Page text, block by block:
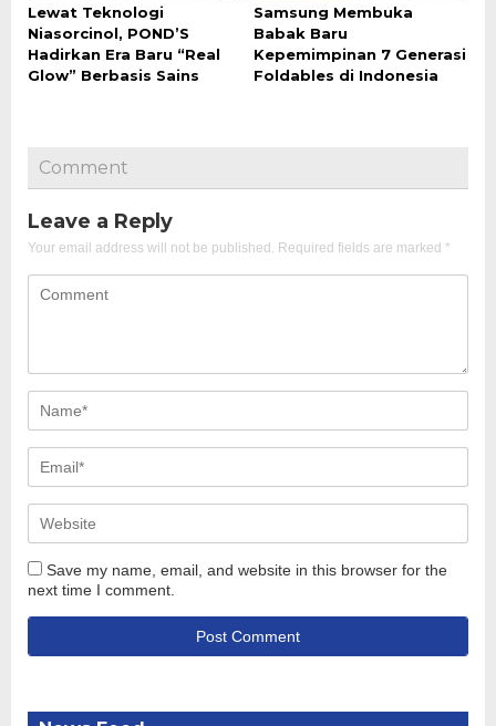
Lewat Teknologi
Niasorcinol, POND’S
Hadirkan Era Baru “Real
Glow” Berbasis Sains
Samsung Membuka
Babak Baru
Kepemimpinan 7 Generasi
Foldables di Indonesia
Comment
Leave a Reply
Your email address will not be published. Required fields are marked *
Save my name, email, and website in this browser for the
next time I comment.